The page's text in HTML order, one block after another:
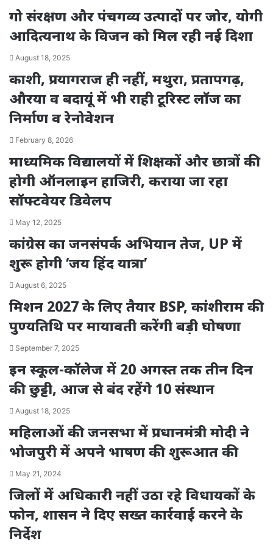
गो संरक्षण और पंचगव्य उत्पादों पर जोर, योगी
आदित्यनाथ के विजन को मिल रही नई दिशा
August 18, 2025
काशी, प्रयागराज ही नहीं, मथुरा, प्रतापगढ़,
औरया व बदायूं में भी राही टूरिस्ट लॉज का
निर्माण व रेनोवेशन
February 8, 2026
माध्यमिक विद्यालयों में शिक्षकों और छात्रों की
होगी ऑनलाइन हाजिरी, कराया जा रहा
सॉफ्टवेयर डिवेलप
May 12, 2025
कांग्रेस का जनसंपर्क अभियान तेज, UP में
शुरू होगी ‘जय हिंद यात्रा’
August 6, 2025
मिशन 2027 के लिए तैयार BSP, कांशीराम की
पुण्यतिथि पर मायावती करेंगी बड़ी घोषणा
September 7, 2025
इन स्कूल-कॉलेज में 20 अगस्त तक तीन दिन
की छुट्टी, आज से बंद रहेंगे 10 संस्थान
August 18, 2025
महिलाओं की जनसभा में प्रधानमंत्री मोदी ने
भोजपुरी में अपने भाषण की शुरूआत की
May 21, 2024
जिलों में अधिकारी नहीं उठा रहे विधायकों के
फोन, शासन ने दिए सख्त कार्रवाई करने के
निर्देश